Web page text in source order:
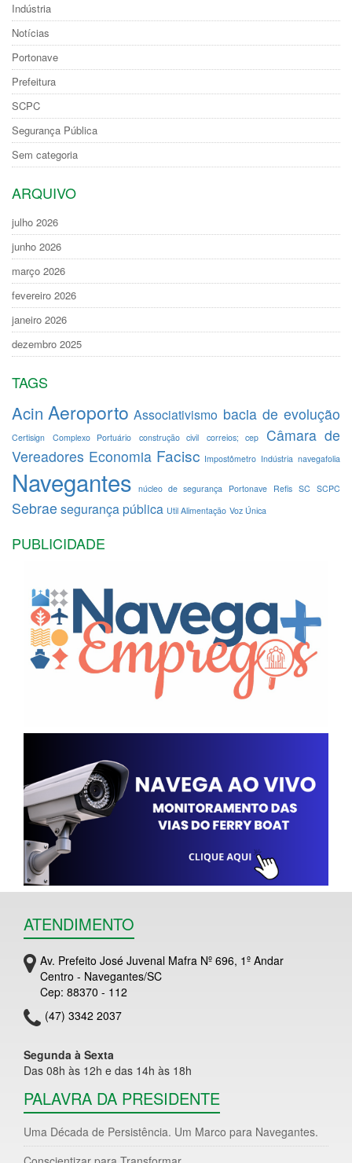
Indústria
Notícias
Portonave
Prefeitura
SCPC
Segurança Pública
Sem categoria
ARQUIVO
julho 2026
junho 2026
março 2026
fevereiro 2026
janeiro 2026
dezembro 2025
TAGS
Acin Aeroporto Associativismo bacia de evolução
Certisign Complexo Portuário construção civil correios; cep
Câmara de
Vereadores Economia Facisc Impostômetro Indústria navegafolia
Navegantes núcleo de segurança Portonave Refis SC SCPC
Sebrae segurança pública Util Alimentação Voz Única
PUBLICIDADE
ATENDIMENTO
Av. Prefeito José Juvenal Mafra Nº 696, 1º Andar
Centro - Navegantes/SC
Cep: 88370 - 112
(47) 3342 2037
Segunda à Sexta
Das 08h às 12h e das 14h às 18h
PALAVRA DA PRESIDENTE
Uma Década de Persistência. Um Marco para Navegantes.